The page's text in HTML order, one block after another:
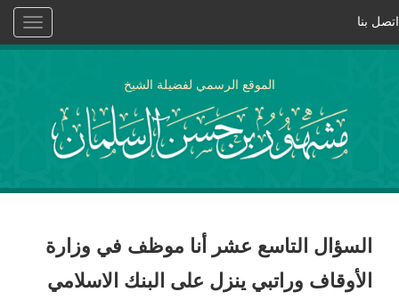
Toggle
اتصل بنا
الموقع الرسمي لفضيلة الشيخ
السؤال التاسع عشر أنا موظف في وزارة
الأوقاف وراتبي ينزل على البنك الاسلامي